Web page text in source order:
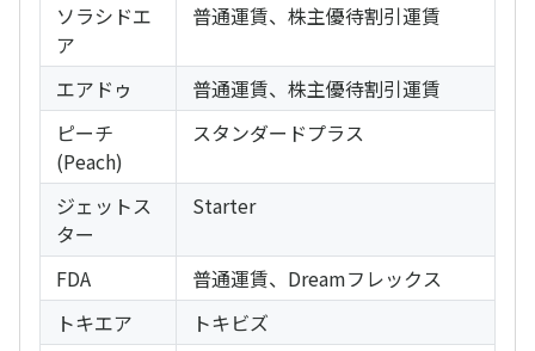
ソラシドエ
ア
普通運賃、株主優待割引運賃
エアドゥ
普通運賃、株主優待割引運賃
ピーチ
(Peach)
スタンダードプラス
ジェットス
ター
Starter
FDA
普通運賃、Dreamフレックス
トキエア
トキビズ